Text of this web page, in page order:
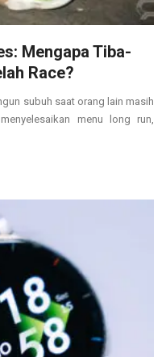
Mengapa Tiba-
Race?
subuh saat orang lain masih
menu long run,